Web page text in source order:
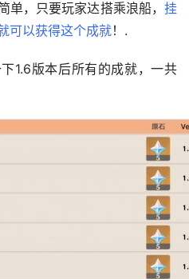
单，只要玩家达搭乘浪船， 挂
可以获得这个成就！.
1.6版本后所有的成就，一共